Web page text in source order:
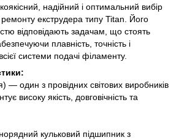
надійний і оптимальний вибір
ремонту екструдера типу Titan. Його
відповідають задачам, що стоять
плавність, точність і
системи подачі філаменту.
— один з провідних світових виробників
високу якість, довговічність та
кульковий підшипник з